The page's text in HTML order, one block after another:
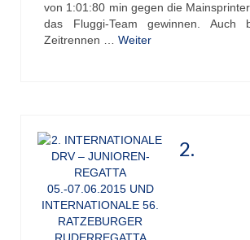
von 1:01:80 min gegen die
das Fluggi-Team gewinnen. Auch
Zeitrennen … Weiter
2.